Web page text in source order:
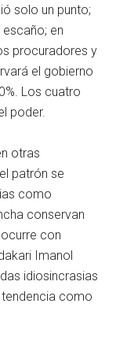
solo un punto;
en
procuradores y
el gobierno
Los cuatro
poder.
otras
patrón se
como
conservan
con
Imanol
idiosincrasias
como